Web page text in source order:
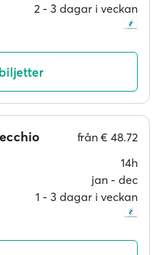
2 ‐ 3 dagar i veckan
från € 48.72
14h
jan ‐ dec
1 ‐ 3 dagar i veckan